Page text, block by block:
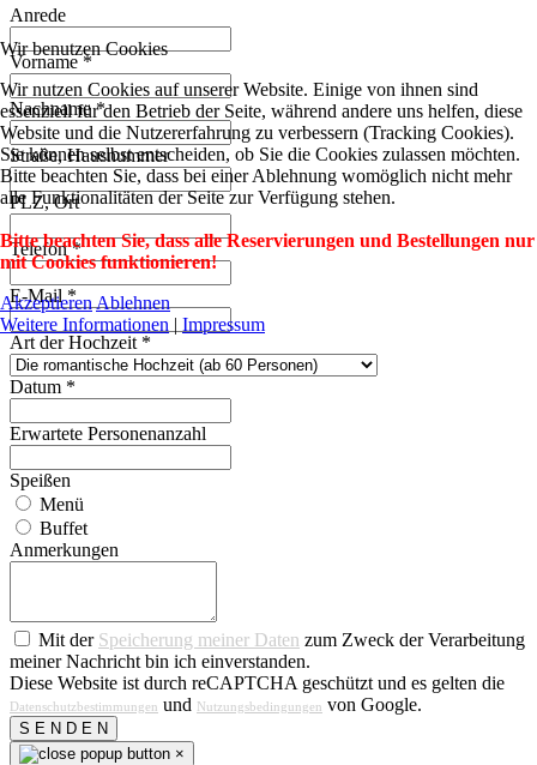
Wir benutzen Cookies
Wir nutzen Cookies auf unserer Website. Einige von ihnen sind
essenziell für den Betrieb der Seite, während andere uns helfen, diese
Website und die Nutzererfahrung zu verbessern (Tracking Cookies).
Sie können selbst entscheiden, ob Sie die Cookies zulassen möchten.
Bitte beachten Sie, dass bei einer Ablehnung womöglich nicht mehr
alle Funktionalitäten der Seite zur Verfügung stehen.
Bitte beachten Sie, dass alle Reservierungen und Bestellungen nur
mit Cookies funktionieren!
AkzeptierenAblehnen
Weitere Informationen | Impressum
Anrede
Vorname*
Nachname*
Straße, Hausnummer
PLZ, Ort
Telefon*
E-Mail*
Art der Hochzeit *
Datum *
Erwartete Personenanzahl
Speißen
Menü
Buffet
Anmerkungen
Mit der Speicherung meiner Daten zum Zweck der Verarbeitung
meiner Nachricht bin ich einverstanden.
Diese Website ist durch reCAPTCHA geschützt und es gelten die
Datenschutzbestimmungen und Nutzungsbedingungen von Google.
S E N D E N
×